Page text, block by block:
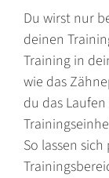
Du wirst nur
deinen
Training in
wie das
du das
So lassen